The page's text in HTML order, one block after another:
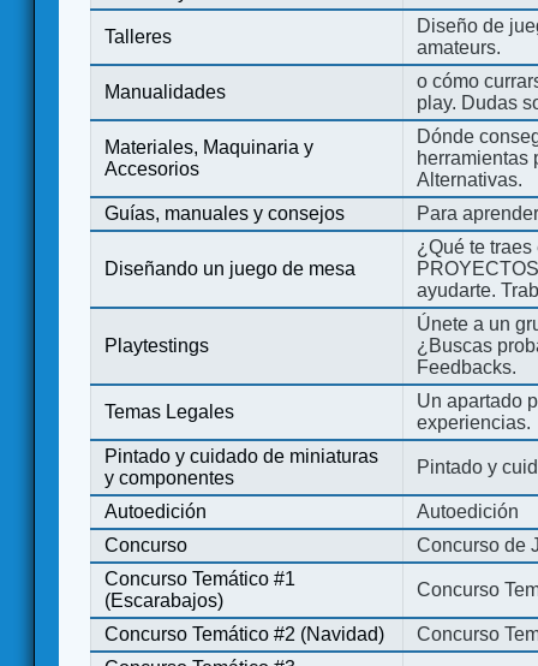
Talleres
Diseño de
amateurs.
Manualidades
o cómo
play. Dudas
Materiales, Maquinaria y
Accesorios
Dónde
herramientas
Alternativas.
Guías, manuales y consejos
Para
Diseñando un juego de mesa
¿Qué te
ayudarte.
Playtestings
Únete a un
¿Buscas
Feedbacks.
Temas Legales
Un apartado
experiencias.
Pintado y cuidado de miniaturas
y componentes
Pintado y
Autoedición
Autoedición
Concurso
Concurso de
Concurso Temático #1
(Escarabajos)
Concurso
Concurso Temático #2 (Navidad)
Concurso